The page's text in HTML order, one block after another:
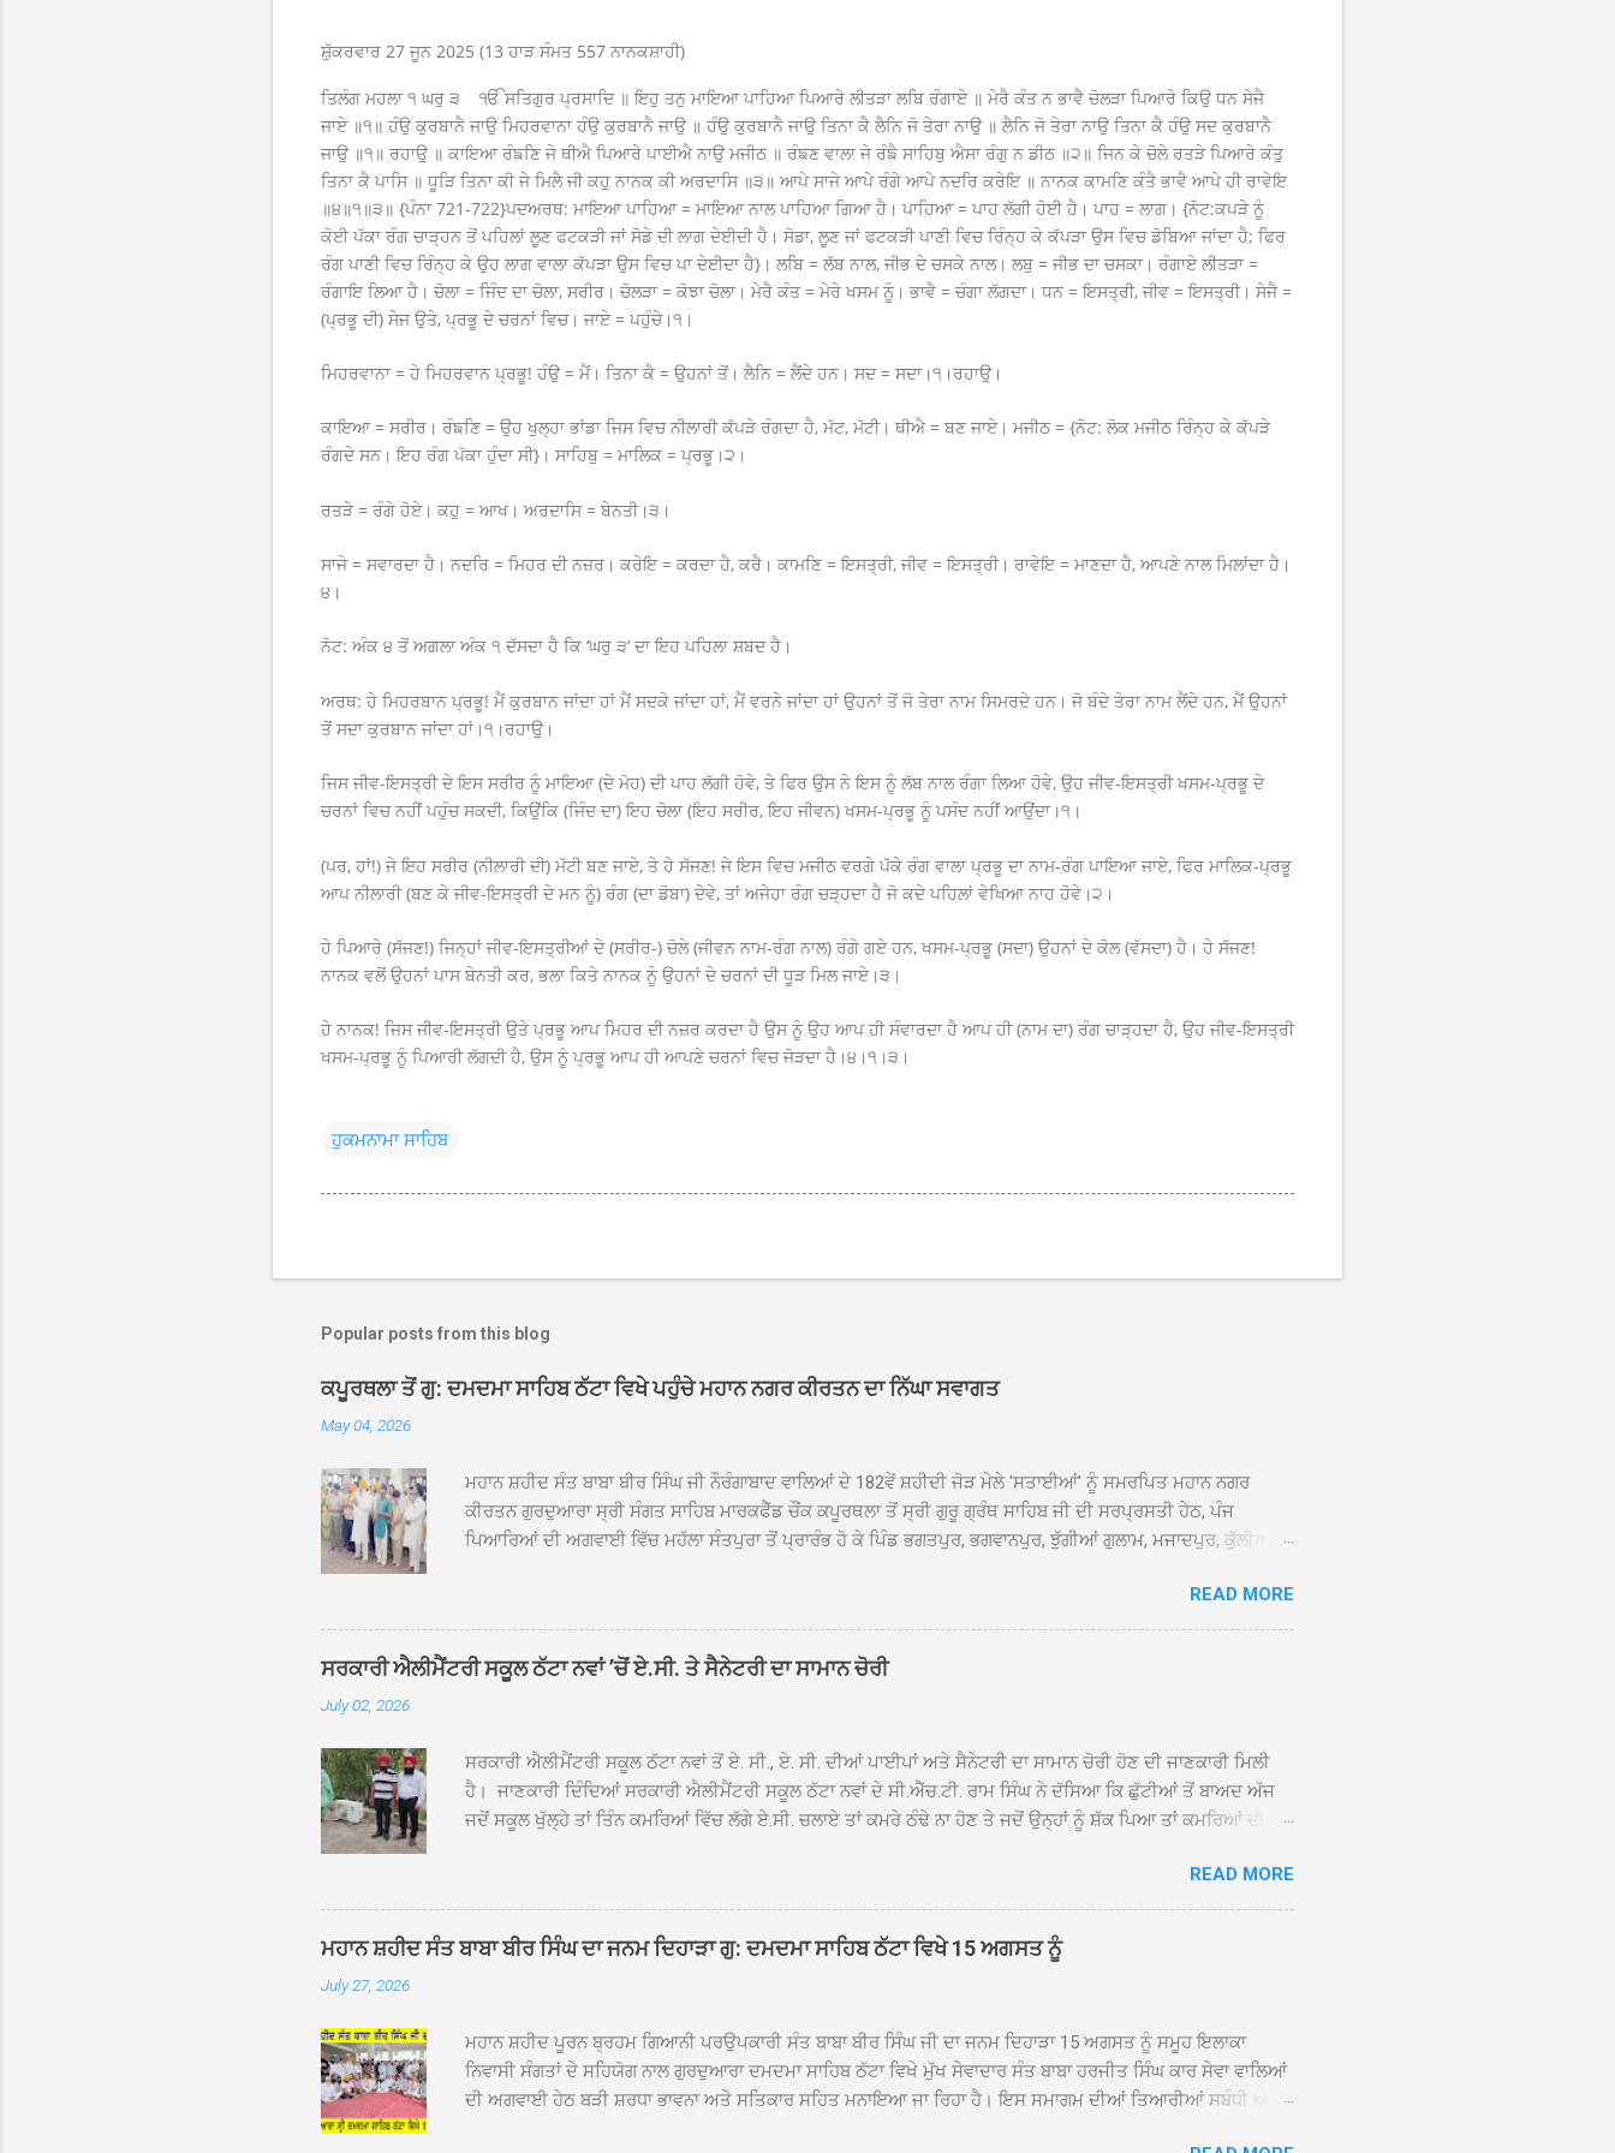
ਸ਼ੁੱਕਰਵਾਰ 27 ਜੂਨ 2025 (13 ਹਾੜ ਸੰਮਤ 557 ਨਾਨਕਸ਼ਾਹੀ)
ਤਿਲੰਗ ਮਹਲਾ ੧ ਘਰੁ ੩ ੴ ਸਤਿਗੁਰ ਪ੍ਰਸਾਦਿ ॥ ਇਹੁ ਤਨੁ ਮਾਇਆ ਪਾਹਿਆ ਪਿਆਰੇ ਲੀਤੜਾ ਲਬਿ ਰੰਗਾਏ ॥ ਮੇਰੈ ਕੰਤ ਨ ਭਾਵੈ ਚੋਲੜਾ ਪਿਆਰੇ ਕਿਉ ਧਨ ਸੇਜੈ
ਜਾਏ ॥੧॥ ਹੰਉ ਕੁਰਬਾਨੈ ਜਾਉ ਮਿਹਰਵਾਨਾ ਹੰਉ ਕੁਰਬਾਨੈ ਜਾਉ ॥ ਹੰਉ ਕੁਰਬਾਨੈ ਜਾਉ ਤਿਨਾ ਕੈ ਲੈਨਿ ਜੋ ਤੇਰਾ ਨਾਉ ॥ ਲੈਨਿ ਜੋ ਤੇਰਾ ਨਾਉ ਤਿਨਾ ਕੈ ਹੰਉ ਸਦ ਕੁਰਬਾਨੈ
ਜਾਉ ॥੧॥ ਰਹਾਉ ॥ ਕਾਇਆ ਰੰਙਣਿ ਜੇ ਥੀਐ ਪਿਆਰੇ ਪਾਈਐ ਨਾਉ ਮਜੀਠ ॥ ਰੰਙਣ ਵਾਲਾ ਜੇ ਰੰਙੈ ਸਾਹਿਬੁ ਐਸਾ ਰੰਗੁ ਨ ਡੀਠ ॥੨॥ ਜਿਨ ਕੇ ਚੋਲੇ ਰਤੜੇ ਪਿਆਰੇ ਕੰਤੁ
ਤਿਨਾ ਕੈ ਪਾਸਿ ॥ ਧੂੜਿ ਤਿਨਾ ਕੀ ਜੇ ਮਿਲੈ ਜੀ ਕਹੁ ਨਾਨਕ ਕੀ ਅਰਦਾਸਿ ॥੩॥ ਆਪੇ ਸਾਜੇ ਆਪੇ ਰੰਗੇ ਆਪੇ ਨਦਰਿ ਕਰੇਇ ॥ ਨਾਨਕ ਕਾਮਣਿ ਕੰਤੈ ਭਾਵੈ ਆਪੇ ਹੀ ਰਾਵੇਇ
॥੪॥੧॥੩॥ {ਪੰਨਾ 721-722}ਪਦਅਰਥ: ਮਾਇਆ ਪਾਹਿਆ = ਮਾਇਆ ਨਾਲ ਪਾਹਿਆ ਗਿਆ ਹੈ। ਪਾਹਿਆ = ਪਾਹ ਲੱਗੀ ਹੋਈ ਹੈ। ਪਾਹ = ਲਾਗ। {ਨੋਟ:ਕਪੜੇ ਨੂੰ
ਕੋਈ ਪੱਕਾ ਰੰਗ ਚਾੜ੍ਹਨ ਤੋਂ ਪਹਿਲਾਂ ਲੂਣ ਫਟਕੜੀ ਜਾਂ ਸੋਡੇ ਦੀ ਲਾਗ ਦੇਈਦੀ ਹੈ। ਸੋਡਾ, ਲੂਣ ਜਾਂ ਫਟਕੜੀ ਪਾਣੀ ਵਿਚ ਰਿੰਨ੍ਹ ਕੇ ਕੱਪੜਾ ਉਸ ਵਿਚ ਡੋਬਿਆ ਜਾਂਦਾ ਹੈ; ਫਿਰ
ਰੰਗ ਪਾਣੀ ਵਿਚ ਰਿੰਨ੍ਹ ਕੇ ਉਹ ਲਾਗ ਵਾਲਾ ਕੱਪੜਾ ਉਸ ਵਿਚ ਪਾ ਦੇਈਦਾ ਹੈ}। ਲਬਿ = ਲੱਬ ਨਾਲ, ਜੀਭ ਦੇ ਚਸਕੇ ਨਾਲ। ਲਬੁ = ਜੀਭ ਦਾ ਚਸਕਾ। ਰੰਗਾਏ ਲੀਤੜਾ =
ਰੰਗਾਇ ਲਿਆ ਹੈ। ਚੋਲਾ = ਜਿੰਦ ਦਾ ਚੋਲਾ, ਸਰੀਰ। ਚੋਲੜਾ = ਕੋਝਾ ਚੋਲਾ। ਮੇਰੈ ਕੰਤ = ਮੇਰੇ ਖਸਮ ਨੂੰ। ਭਾਵੈ = ਚੰਗਾ ਲੱਗਦਾ। ਧਨ = ਇਸਤ੍ਰੀ, ਜੀਵ = ਇਸਤ੍ਰੀ। ਸੇਜੈ =
(ਪ੍ਰਭੂ ਦੀ) ਸੇਜ ਉਤੇ, ਪ੍ਰਭੂ ਦੇ ਚਰਨਾਂ ਵਿਚ। ਜਾਏ = ਪਹੁੰਚੇ।੧।
ਮਿਹਰਵਾਨਾ = ਹੇ ਮਿਹਰਵਾਨ ਪ੍ਰਭੂ! ਹੰਉ = ਮੈਂ। ਤਿਨਾ ਕੈ = ਉਹਨਾਂ ਤੋਂ। ਲੈਨਿ = ਲੈਂਦੇ ਹਨ। ਸਦ = ਸਦਾ।੧।ਰਹਾਉ।
ਕਾਇਆ = ਸਰੀਰ। ਰੰਙਣਿ = ਉਹ ਖੁਲ੍ਹਾ ਭਾਂਡਾ ਜਿਸ ਵਿਚ ਨੀਲਾਰੀ ਕੱਪੜੇ ਰੰਗਦਾ ਹੈ, ਮੱਟ, ਮੱਟੀ। ਥੀਐ = ਬਣ ਜਾਏ। ਮਜੀਠ = {ਨੋਟ: ਲੋਕ ਮਜੀਠ ਰਿੰਨ੍ਹ ਕੇ ਕੱਪੜੇ
ਰੰਗਦੇ ਸਨ। ਇਹ ਰੰਗ ਪੱਕਾ ਹੁੰਦਾ ਸੀ}। ਸਾਹਿਬੁ = ਮਾਲਿਕ = ਪ੍ਰਭੂ।੨।
ਰਤੜੇ = ਰੰਗੇ ਹੋਏ। ਕਹੁ = ਆਖ। ਅਰਦਾਸਿ = ਬੇਨਤੀ।੩।
ਸਾਜੇ = ਸਵਾਰਦਾ ਹੈ। ਨਦਰਿ = ਮਿਹਰ ਦੀ ਨਜ਼ਰ। ਕਰੇਇ = ਕਰਦਾ ਹੈ, ਕਰੈ। ਕਾਮਣਿ = ਇਸਤ੍ਰੀ, ਜੀਵ = ਇਸਤ੍ਰੀ। ਰਾਵੇਇ = ਮਾਣਦਾ ਹੈ, ਆਪਣੇ ਨਾਲ ਮਿਲਾਂਦਾ ਹੈ।
੪।
ਨੋਟ: ਅੰਕ ੪ ਤੋਂ ਅਗਲਾ ਅੰਕ ੧ ਦੱਸਦਾ ਹੈ ਕਿ ‘ਘਰੁ ੩’ ਦਾ ਇਹ ਪਹਿਲਾ ਸ਼ਬਦ ਹੈ।
ਅਰਥ: ਹੇ ਮਿਹਰਬਾਨ ਪ੍ਰਭੂ! ਮੈਂ ਕੁਰਬਾਨ ਜਾਂਦਾ ਹਾਂ ਮੈਂ ਸਦਕੇ ਜਾਂਦਾ ਹਾਂ, ਮੈਂ ਵਰਨੇ ਜਾਂਦਾ ਹਾਂ ਉਹਨਾਂ ਤੋਂ ਜੋ ਤੇਰਾ ਨਾਮ ਸਿਮਰਦੇ ਹਨ। ਜੋ ਬੰਦੇ ਤੇਰਾ ਨਾਮ ਲੈਂਦੇ ਹਨ, ਮੈਂ ਉਹਨਾਂ
ਤੋਂ ਸਦਾ ਕੁਰਬਾਨ ਜਾਂਦਾ ਹਾਂ।੧।ਰਹਾਉ।
ਜਿਸ ਜੀਵ-ਇਸਤ੍ਰੀ ਦੇ ਇਸ ਸਰੀਰ ਨੂੰ ਮਾਇਆ (ਦੇ ਮੋਹ) ਦੀ ਪਾਹ ਲੱਗੀ ਹੋਵੇ, ਤੇ ਫਿਰ ਉਸ ਨੇ ਇਸ ਨੂੰ ਲੱਬ ਨਾਲ ਰੰਗਾ ਲਿਆ ਹੋਵੇ, ਉਹ ਜੀਵ-ਇਸਤ੍ਰੀ ਖਸਮ-ਪ੍ਰਭੂ ਦੇ
ਚਰਨਾਂ ਵਿਚ ਨਹੀਂ ਪਹੁੰਚ ਸਕਦੀ, ਕਿਉਂਕਿ (ਜਿੰਦ ਦਾ) ਇਹ ਚੋਲਾ (ਇਹ ਸਰੀਰ, ਇਹ ਜੀਵਨ) ਖਸਮ-ਪ੍ਰਭੂ ਨੂੰ ਪਸੰਦ ਨਹੀਂ ਆਉਂਦਾ।੧।
(ਪਰ, ਹਾਂ!) ਜੇ ਇਹ ਸਰੀਰ (ਨੀਲਾਰੀ ਦੀ) ਮੱਟੀ ਬਣ ਜਾਏ, ਤੇ ਹੇ ਸੱਜਣ! ਜੇ ਇਸ ਵਿਚ ਮਜੀਠ ਵਰਗੇ ਪੱਕੇ ਰੰਗ ਵਾਲਾ ਪ੍ਰਭੂ ਦਾ ਨਾਮ-ਰੰਗ ਪਾਇਆ ਜਾਏ, ਫਿਰ ਮਾਲਿਕ-ਪ੍ਰਭੂ
ਆਪ ਨੀਲਾਰੀ (ਬਣ ਕੇ ਜੀਵ-ਇਸਤ੍ਰੀ ਦੇ ਮਨ ਨੂੰ) ਰੰਗ (ਦਾ ਡੋਬਾ) ਦੇਵੇ, ਤਾਂ ਅਜੇਹਾ ਰੰਗ ਚੜ੍ਹਦਾ ਹੈ ਜੋ ਕਦੇ ਪਹਿਲਾਂ ਵੇਖਿਆ ਨਾਹ ਹੋਵੇ।੨।
ਹੇ ਪਿਆਰੇ (ਸੱਜਣ!) ਜਿਨ੍ਹਾਂ ਜੀਵ-ਇਸਤ੍ਰੀਆਂ ਦੇ (ਸਰੀਰ-) ਚੋਲੇ (ਜੀਵਨ ਨਾਮ-ਰੰਗ ਨਾਲ) ਰੰਗੇ ਗਏ ਹਨ, ਖਸਮ-ਪ੍ਰਭੂ (ਸਦਾ) ਉਹਨਾਂ ਦੇ ਕੋਲ (ਵੱਸਦਾ) ਹੈ। ਹੇ ਸੱਜਣ!
ਨਾਨਕ ਵਲੋਂ ਉਹਨਾਂ ਪਾਸ ਬੇਨਤੀ ਕਰ, ਭਲਾ ਕਿਤੇ ਨਾਨਕ ਨੂੰ ਉਹਨਾਂ ਦੇ ਚਰਨਾਂ ਦੀ ਧੂੜ ਮਿਲ ਜਾਏ।੩।
ਹੇ ਨਾਨਕ! ਜਿਸ ਜੀਵ-ਇਸਤ੍ਰੀ ਉਤੇ ਪ੍ਰਭੂ ਆਪ ਮਿਹਰ ਦੀ ਨਜ਼ਰ ਕਰਦਾ ਹੈ ਉਸ ਨੂੰ ਉਹ ਆਪ ਹੀ ਸੰਵਾਰਦਾ ਹੈ ਆਪ ਹੀ (ਨਾਮ ਦਾ) ਰੰਗ ਚਾੜ੍ਹਦਾ ਹੈ, ਉਹ ਜੀਵ-ਇਸਤ੍ਰੀ
ਖਸਮ-ਪ੍ਰਭੂ ਨੂੰ ਪਿਆਰੀ ਲੱਗਦੀ ਹੈ, ਉਸ ਨੂੰ ਪ੍ਰਭੂ ਆਪ ਹੀ ਆਪਣੇ ਚਰਨਾਂ ਵਿਚ ਜੋੜਦਾ ਹੈ।੪।੧।੩।
ਹੁਕਮਨਾਮਾ ਸਾਹਿਬ
Popular posts from this blog
ਕਪੂਰਥਲਾ ਤੋਂ ਗੁ: ਦਮਦਮਾ ਸਾਹਿਬ ਠੱਟਾ ਵਿਖੇ ਪਹੁੰਚੇ ਮਹਾਨ ਨਗਰ ਕੀਰਤਨ ਦਾ ਨਿੱਘਾ ਸਵਾਗਤ
May 04, 2026
ਮਹਾਨ ਸ਼ਹੀਦ ਸੰਤ ਬਾਬਾ ਬੀਰ ਸਿੰਘ ਜੀ ਨੌਰੰਗਾਬਾਦ ਵਾਲਿਆਂ ਦੇ 182ਵੇਂ ਸ਼ਹੀਦੀ ਜੋੜ ਮੇਲੇ 'ਸਤਾਈਆਂ' ਨੂੰ ਸਮਰਪਿਤ ਮਹਾਨ ਨਗਰ
ਕੀਰਤਨ ਗੁਰਦੁਆਰਾ ਸ੍ਰੀ ਸੰਗਤ ਸਾਹਿਬ ਮਾਰਕਫੈੱਡ ਚੌਂਕ ਕਪੂਰਥਲਾ ਤੋਂ ਸ੍ਰੀ ਗੁਰੂ ਗ੍ਰੰਥ ਸਾਹਿਬ ਜੀ ਦੀ ਸਰਪ੍ਰਸਤੀ ਹੇਠ, ਪੰਜ
ਪਿਆਰਿਆਂ ਦੀ ਅਗਵਾਈ ਵਿੱਚ ਮਹੱਲਾ ਸੰਤਪੁਰਾ ਤੋਂ ਪ੍ਰਾਰੰਭ ਹੋ ਕੇ ਪਿੰਡ ਭਗਤਪੁਰ, ਭਗਵਾਨਪੁਰ, ਝੁੱਗੀਆਂ ਗੁਲਾਮ, ਮਜਾਦਪੁਰ, ਕੁੱਲੀਆਂ,
ਦਮਦਮਾ ਸਾਹਿਬ ਠੱਟਾ ਵਿਖੇ ਪਹੁੰਚਿਆ। ਨਗਰ ਕੀਰਤਨ ਦੇ ਗੁਰਦੁਆਰਾ ਸ੍ਰੀ ਦਮਦਮਾ ਸਾਹਿਬ ਠੱਟਾ ਵਿਖੇ ਪਹੁੰਚਣ ’ਤੇ ਮੁੱਖ ਸੇਵਾਦਾਰ
ਸੰਤ ਬਾਬਾ ਹਰਜੀਤ ਸਿੰਘ ਤੇ ਇਲਾਕੇ ਦੀਆਂ ਸੰਗਤਾਂ ਵੱਲੋਂ ਜੈਕਾਰਿਆਂ ਦੀ ਗੂੰਜ ਵਿਚ ਨਿੱਘਾ ਸਵਾਗਤ ਕੀਤਾ ਗਿਆ। ਗੁਰਦੁਆਰਾ ਸ੍ਰੀ
ਦਮਦਮਾ ਸਾਹਿਬ ਠੱਟਾ ਵਿਖੇ ਨਗਰ ਕੀਰਤਨ ਦੇ ਸਮਾਪਤੀ ਦੀ ਅਰਦਾਸ ਹੋਈ। ਇਸ ਮੌਕੇ ਪੰਜ ਪਿਆਰੇ ਸਾਹਿਬਾਨ ਤੇ ਨਗਰ ਕੀਰਤਨ ਦੇ
ਪ੍ਰਬੰਧਕਾਂ ਦਾ ਗੁਰਦੁਆਰਾ ਦਮਦਮਾ ਸਾਹਿਬ ਠੱਟਾ ਦੇ ਮੁੱਖ ਸੇਵਾਦਾਰ ਸੰਤ ਬਾਬਾ ਹਰਜੀਤ ਸਿੰਘ ਵੱਲੋਂ ਸਿਰੋਪਾਓ ਦੇ ਕੇ ਵਿਸ਼ੇਸ਼ ਤੌਰ ’ਤੇ
READ MORE
ਸਰਕਾਰੀ ਐਲੀਮੈਂਟਰੀ ਸਕੂਲ ਠੱਟਾ ਨਵਾਂ ’ਚੋਂ ਏ.ਸੀ. ਤੇ ਸੈਨੇਟਰੀ ਦਾ ਸਾਮਾਨ ਚੋਰੀ
July 02, 2026
ਸਰਕਾਰੀ ਐਲੀਮੈਂਟਰੀ ਸਕੂਲ ਠੱਟਾ ਨਵਾਂ ਤੋਂ ਏ. ਸੀ., ਏ. ਸੀ. ਦੀਆਂ ਪਾਈਪਾਂ ਅਤੇ ਸੈਨੇਟਰੀ ਦਾ ਸਾਮਾਨ ਚੋਰੀ ਹੋਣ ਦੀ ਜਾਣਕਾਰੀ ਮਿਲੀ
ਹੈ। ਜਾਣਕਾਰੀ ਦਿੰਦਿਆਂ ਸਰਕਾਰੀ ਐਲੀਮੈਂਟਰੀ ਸਕੂਲ ਠੱਟਾ ਨਵਾਂ ਦੇ ਸੀ.ਐੱਚ.ਟੀ. ਰਾਮ ਸਿੰਘ ਨੇ ਦੱਸਿਆ ਕਿ ਛੁੱਟੀਆਂ ਤੋਂ ਬਾਅਦ ਅੱਜ
ਜਦੋਂ ਸਕੂਲ ਖੁੱਲ੍ਹੇ ਤਾਂ ਤਿੰਨ ਕਮਰਿਆਂ ਵਿੱਚ ਲੱਗੇ ਏ.ਸੀ. ਚਲਾਏ ਤਾਂ ਕਮਰੇ ਠੰਢੇ ਨਾ ਹੋਣ ਤੇ ਜਦੋਂ ਉਨ੍ਹਾਂ ਨੂੰ ਸ਼ੱਕ ਪਿਆ ਤਾਂ ਕਮਰਿਆਂ ਦੀਆਂ
ਹੋਈਆਂ ਸਨ। ਉਨ੍ਹਾਂ ਦੱਸਿਆ ਕਿ ਉਹ ਛੁੱਟੀਆਂ ਦੌਰਾਨ ਵੀ ਸਕੂਲ ਗੇੜਾ ਮਾਰਦੇ ਸਨ ਅਤੇ 20 ਜੂਨ ਤੱਕ ਸਭ ਠੀਕ ਸੀ। ਚੋਰੀ ਦੀ ਘਟਨਾ
20 ਤੋਂ 30 ਜੂਨ ਵਿਚਕਾਰ ਹੋਈ ਜਾਪਦੀ ਹੈ। ਇਸ ਮੌਕੇ ਸਕੂਲ ਸਟਾਫ ਮੈਂਬਰਾਂ ਅੰਜੂ ਬਾਲਾ, ਹਰਜੀਤ ਕੌਰ, ਕਮਲਪ੍ਰੀਤ ਕੌਰ ਅਤੇ ਹਰਵਿੰਦਰ
ਸਿੰਘ ਟੋਡਰਵਾਲ ਨੇ ਦੱਸਿਆ ਕਿ ਸਕੂਲ ਵਿੱਚ ਪਿਛਲੇ ਸਾਲ ਤਿੰਨ ਏ. ਸੀ. ਲਾਉਣ ਦੀ ਸੇਵਾ ਸੀ.ਐੱਚ.ਟੀ. ਰਾਮ ਸਿੰਘ ਵੱਲੋਂ ਕੀਤੀ ਗਈ ਸੀ
ਜਿਸ ਦੀ ਮਾਪਿਆਂ ਨੇ ਖੂਬ ਪ੍ਰਸੰਸਾ ਕੀਤੀ ਸੀ। ਉਨ੍ਹਾਂ ਦੱਸਿਆ ਕਿ ਏਸੀ ਚੋਰੀ ਹੋਣ ਨਾਲ ਬੱਚਿਆਂ ਦੇ ਮਾਪਿਆਂ ਵਿੱਚ ਭਾਰੀ ਰੋਸ ਹੈ ਅਤੇ
READ MORE
ਮਹਾਨ ਸ਼ਹੀਦ ਸੰਤ ਬਾਬਾ ਬੀਰ ਸਿੰਘ ਦਾ ਜਨਮ ਦਿਹਾੜਾ ਗੁ: ਦਮਦਮਾ ਸਾਹਿਬ ਠੱਟਾ ਵਿਖੇ 15 ਅਗਸਤ ਨੂੰ
July 27, 2026
ਮਹਾਨ ਸ਼ਹੀਦ ਪੂਰਨ ਬ੍ਰਹਮ ਗਿਆਨੀ ਪਰਉਪਕਾਰੀ ਸੰਤ ਬਾਬਾ ਬੀਰ ਸਿੰਘ ਜੀ ਦਾ ਜਨਮ ਦਿਹਾੜਾ 15 ਅਗਸਤ ਨੂੰ ਸਮੂਹ ਇਲਾਕਾ
ਨਿਵਾਸੀ ਸੰਗਤਾਂ ਦੇ ਸਹਿਯੋਗ ਨਾਲ ਗੁਰਦੁਆਰਾ ਦਮਦਮਾ ਸਾਹਿਬ ਠੱਟਾ ਵਿਖੇ ਮੁੱਖ ਸੇਵਾਦਾਰ ਸੰਤ ਬਾਬਾ ਹਰਜੀਤ ਸਿੰਘ ਕਾਰ ਸੇਵਾ ਵਾਲਿਆਂ
ਦੀ ਅਗਵਾਈ ਹੇਠ ਬੜੀ ਸ਼ਰਧਾ ਭਾਵਨਾ ਅਤੇ ਸਤਿਕਾਰ ਸਹਿਤ ਮਨਾਇਆ ਜਾ ਰਿਹਾ ਹੈ। ਇਸ ਸਮਾਗਮ ਦੀਆਂ ਤਿਆਰੀਆਂ ਸਬੰਧੀ ਅੱਜ